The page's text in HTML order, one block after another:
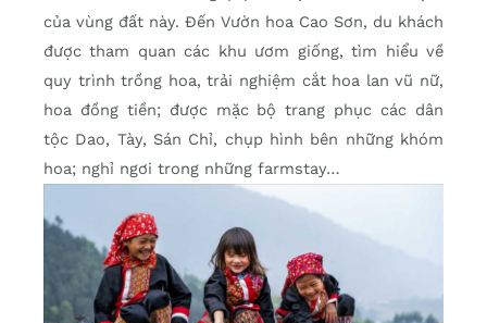
của vùng đất này. Đến Vườn hoa Cao Sơn, du khách
được tham quan các khu ươm giống, tìm hiểu về
quy trình trồng hoa, trải nghiệm cắt hoa lan vũ nữ,
hoa đồng tiền; được mặc bộ trang phục các dân
tộc Dao, Tày, Sán Chỉ, chụp hình bên những khóm
hoa; nghỉ ngơi trong những farmstay…